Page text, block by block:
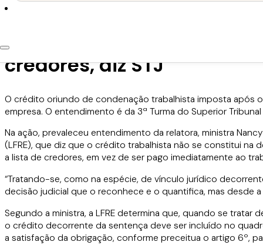
23 de julho de 2019
Crédito após pedido de
credores, diz STJ
O crédito oriundo de condenação trabalhista imposta após
empresa. O entendimento é da 3ª Turma do Superior
Na ação, prevaleceu entendimento da relatora, ministra
(LFRE), que diz que o crédito trabalhista não se constitui na
a lista de credores, em vez de ser pago imediatamente ao
“Tratando-se, como na espécie, de vínculo jurídico
decisão judicial que o reconhece e o quantifica, mas desde
Segundo a ministra, a LFRE determina que, quando se
o crédito decorrente da sentença deve ser incluído no
a satisfação da obrigação, conforme preceitua o artigo 6º,